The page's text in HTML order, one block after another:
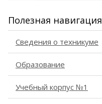
Полезная навигация
Сведения о техникуме
Образование
Учебный корпус №1